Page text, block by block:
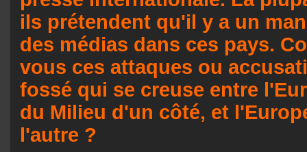
ils prétendent qu'il y a un
des médias dans ces pays.
vous ces attaques ou
fossé qui se creuse entre
du Milieu d'un côté, et
l'autre ?